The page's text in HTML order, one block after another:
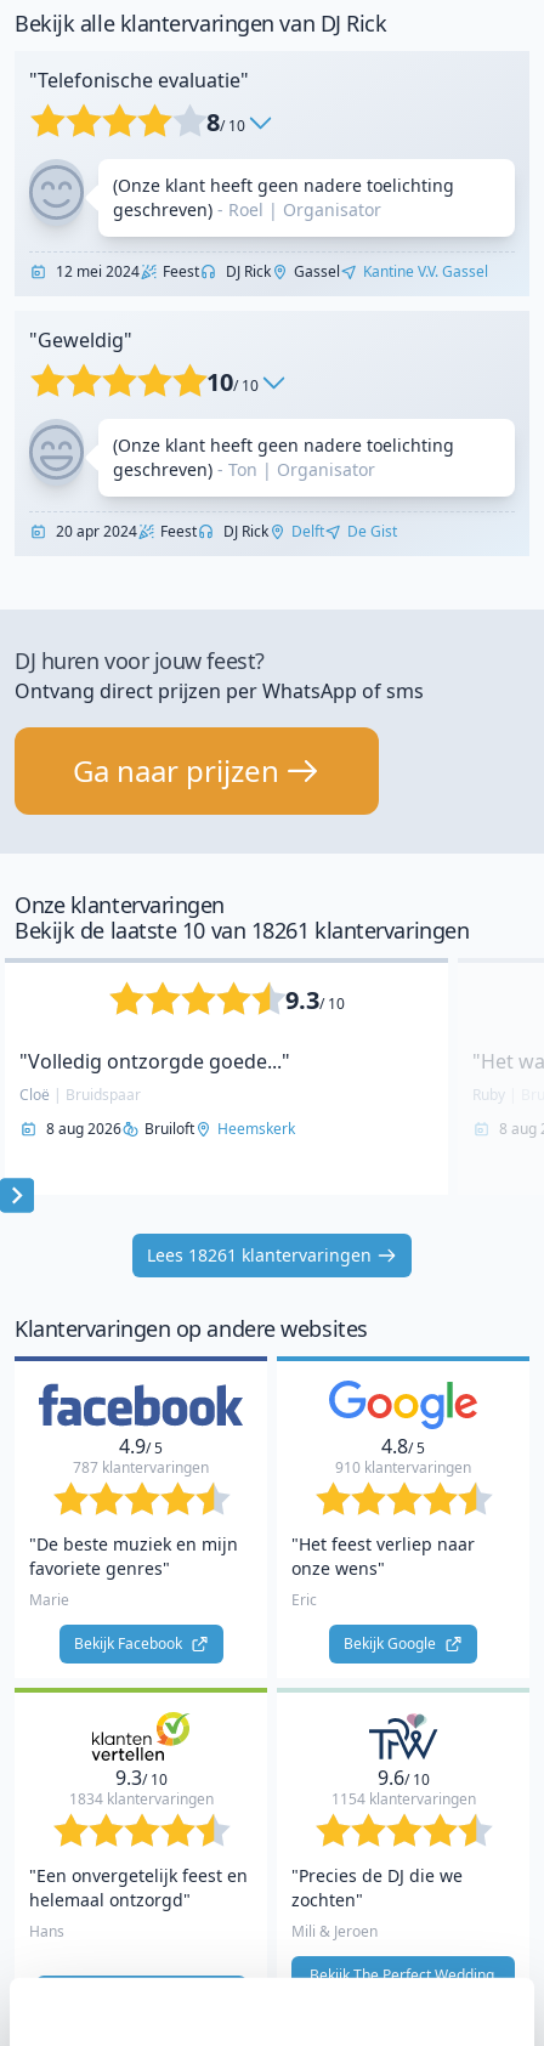
Bekijk alle klantervaringen van DJ Rick
"Telefonische evaluatie"
8/ 10
(Onze klant heeft geen nadere toelichting
geschreven) - Roel | Organisator
12 mei 2024 Feest DJ Rick Gassel Kantine V.V. Gassel
"Geweldig"
10/ 10
(Onze klant heeft geen nadere toelichting
geschreven) - Ton | Organisator
20 apr 2024 Feest DJ Rick Delft De Gist
DJ huren voor jouw feest?
Ontvang direct prijzen per WhatsApp of sms
Ga naar prijzen
Onze klantervaringen
Bekijk de laatste 10 van 18261 klantervaringen
9.3/ 10
"Volledig ontzorgde goede..."
Cloë | Bruidspaar
8 aug 2026
Bruiloft Heemskerk
"Het
Ruby
8 aug
Item
Lees 18261 klantervaringen
Klantervaringen op andere websites
4.9/ 5
787 klantervaringen
"De beste muziek en mijn
favoriete genres"
Marie
Bekijk Facebook
4.8/ 5
910 klantervaringen
"Het feest verliep naar
onze wens"
Eric
Bekijk Google
9.3/ 10
1834 klantervaringen
"Een onvergetelijk feest en
helemaal ontzorgd"
Hans
9.6/ 10
1154 klantervaringen
"Precies de DJ die we
zochten"
Mili & Jeroen
Bekijk The Perfect Wedding